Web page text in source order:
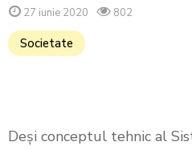
27 iunie 2020 802
Societate
Deși conceptul tehnic al